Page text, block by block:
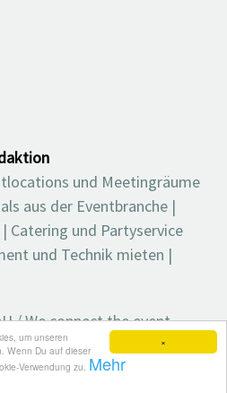
×
um unseren
Wenn Du auf dieser
Verwendung zu. Mehr
und Meetingräume
aus der Eventbranche |
| Catering und Partyservice
und Technik mieten |
/ We connect the event
für die Eventplanung /
Magazin und mehr